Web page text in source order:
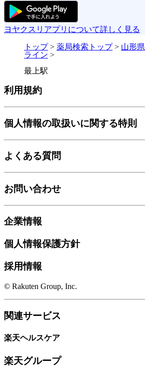
ヨヤクスリアプリについて詳しく見る
トップ> 薬局検索トップ> 山形県
ライン >
最上駅
利用規約
個人情報の取扱いに関する特則
よくある質問
お問い合わせ
企業情報
個人情報保護方針
採用情報
© Rakuten Group, Inc.
関連サービス
楽天ヘルスケア
楽天グループ